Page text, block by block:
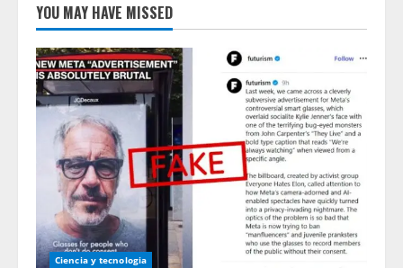
YOU MAY HAVE MISSED
Ciencia y tecnologia